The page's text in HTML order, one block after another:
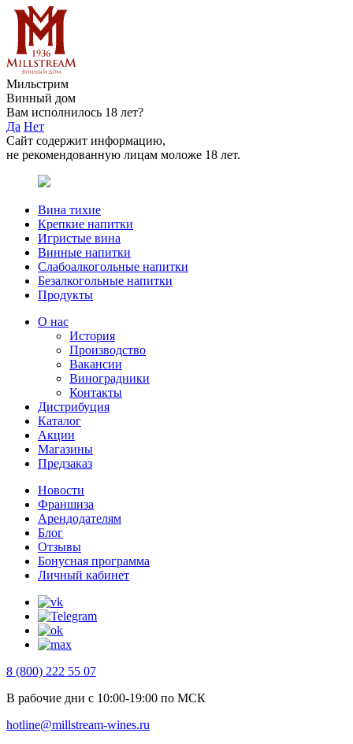
Мильстрим
Винный дом
Вам исполнилось 18 лет?
Да Нет
Сайт содержит информацию,
не рекомендованную лицам моложе 18 лет.
Вина тихие
Крепкие напитки
Игристые вина
Винные напитки
Слабоалкогольные напитки
Безалкогольные напитки
Продукты
О нас
История
Производство
Вакансии
Виноградники
Контакты
Дистрибуция
Каталог
Акции
Магазины
Предзаказ
Новости
Франшиза
Арендодателям
Блог
Отзывы
Бонусная программа
Личный кабинет
8 (800) 222 55 07
В рабочие дни с 10:00-19:00 по МСК
hotline@millstream-wines.ru